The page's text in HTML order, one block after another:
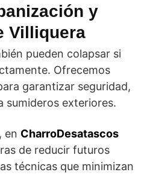
y
Villiquera
pueden colapsar si
Ofrecemos
garantizar seguridad,
sumideros exteriores.
en CharroDesatascos
de reducir futuros
técnicas que minimizan